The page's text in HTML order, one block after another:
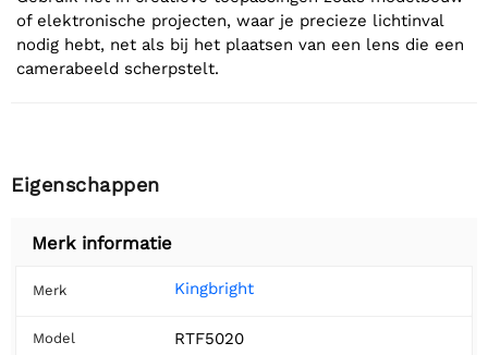
of elektronische projecten, waar je precieze lichtinval
nodig hebt, net als bij het plaatsen van een lens die een
camerabeeld scherpstelt.
Eigenschappen
Merk informatie
Merk Kingbright
Model RTF5020